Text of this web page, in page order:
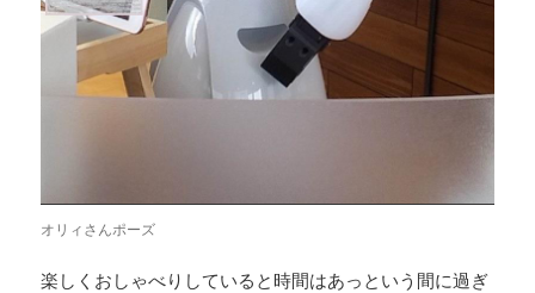
オリィさんポーズ
楽しくおしゃべりしていると時間はあっという間に過ぎ